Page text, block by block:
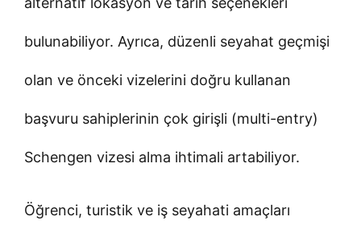
bulunabiliyor. Ayrıca, düzenli seyahat geçmişi
olan ve önceki vizelerini doğru kullanan
başvuru sahiplerinin çok girişli (multi-entry)
Schengen vizesi alma ihtimali artabiliyor.
Öğrenci, turistik ve iş seyahati amaçları